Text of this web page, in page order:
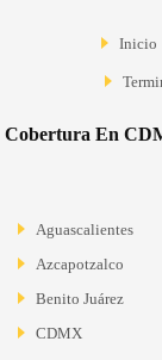
Inicio
Cobertura En
Aguascalientes
Azcapotzalco
Benito Juárez
CDMX